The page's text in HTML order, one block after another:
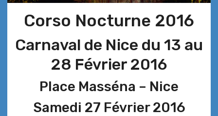
Corso Nocturne 2016
Carnaval de Nice du 13 au
28 Février 2016
Place Masséna – Nice
Samedi 27 Février 2016